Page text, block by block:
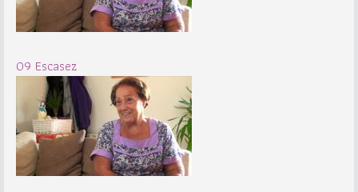
09 Escasez